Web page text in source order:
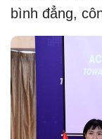
bình đẳng,